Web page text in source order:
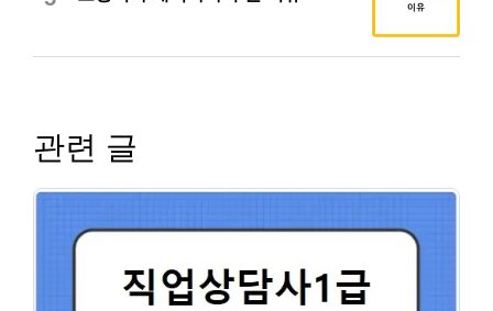
관련 글